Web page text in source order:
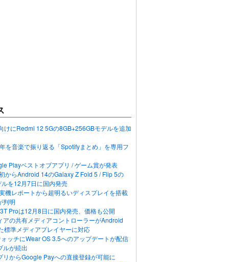
けにRedmi 12 5Gの8GB+256GBモデルを追加
を音楽で振り返る「Spotifyまとめ」を専用フ
Playベストオブアプリ / ゲーム賞が発表
からAndroid 14のGalaxy Z Fold 5 / Flip 5の
を12月7日に国内発売
機レポートから超明るいディスプレイを搭載
判明
Proは12月8日に国内発売、価格も公開
アの共有メディアコントローラーがAndroid
標準メディアプレイヤーに対応
ッチにWear OS 3.5へのアップデートが配信
ルが続出
リからGoogle Payへの直接登録が可能に